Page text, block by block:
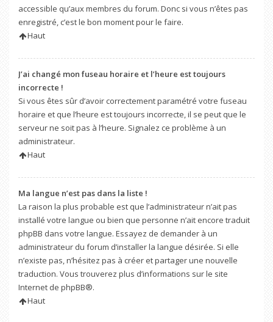
accessible qu’aux membres du forum. Donc si vous n’êtes pas
enregistré, c’est le bon moment pour le faire.
Haut
J’ai changé mon fuseau horaire et l’heure est toujours
incorrecte !
Si vous êtes sûr d’avoir correctement paramétré votre fuseau
horaire et que l’heure est toujours incorrecte, il se peut que le
serveur ne soit pas à l’heure. Signalez ce problème à un
administrateur.
Haut
Ma langue n’est pas dans la liste !
La raison la plus probable est que l’administrateur n’ait pas
installé votre langue ou bien que personne n’ait encore traduit
phpBB dans votre langue. Essayez de demander à un
administrateur du forum d’installer la langue désirée. Si elle
n’existe pas, n’hésitez pas à créer et partager une nouvelle
traduction. Vous trouverez plus d’informations sur le site
Internet de phpBB®.
Haut